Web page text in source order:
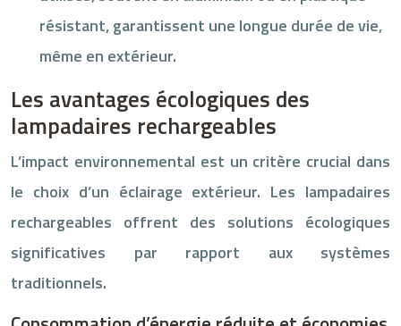
résistant, garantissent une longue durée de vie,
même en extérieur.
Les avantages écologiques des
lampadaires rechargeables
L’impact environnemental est un critère crucial dans
le choix d’un éclairage extérieur. Les lampadaires
rechargeables offrent des solutions écologiques
significatives par rapport aux systèmes
traditionnels.